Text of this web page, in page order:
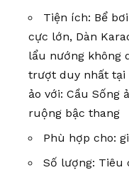
Tiện ích: Bể
cực lớn, Dàn
lẩu nướng không
trượt duy nhất tại
ảo với: Cầu Sống
ruộng bậc thang
Phù hợp cho:
Số lượng: Tiêu